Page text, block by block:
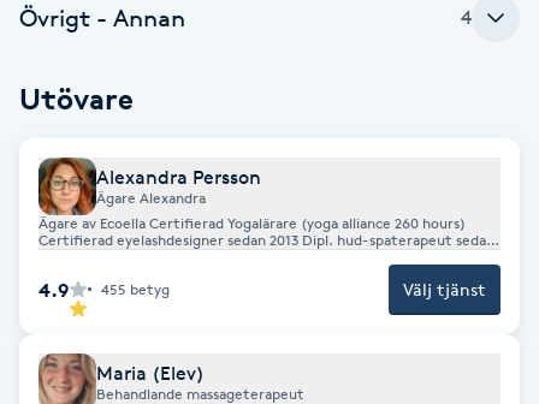
Kemisk peeling
Kinesisk medicin
Kiropraktik
Klangmassage
Övrigt - Annan 4
Utövare
Alexandra Persson
Ägare Alexandra
Ägare av Ecoella Certifierad Yogalärare (yoga alliance 260 hours)
Certifierad eyelashdesigner sedan 2013 Dipl. hud-spaterapeut sedan
tejp och keratin hårförlängning Dipl. nagelterapeut Dipl. Reiki
healing II Dipl. öronhåltagare
4.9 455 betyg Välj tjänst
Maria (Elev)
Behandlande massageterapeut